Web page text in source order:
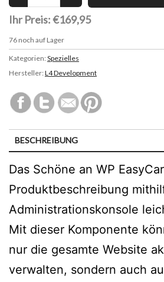
Ihr Preis:€169,95
76 noch auf Lager
Kategorien: Spezielles
Hersteller: L4 Development
BESCHREIBUNG
Das Schöne an WP
Produktbeschreibung
Administrationskonsole
Mit dieser Komponente
nur die gesamte Website
verwalten, sondern auch